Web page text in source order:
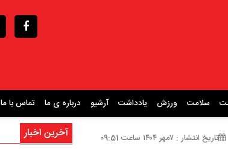
سلامت ورزش یادداشت آرشیو درباره ی ما تماس با ما
تاریخ انتشار : ۷مهر ۱۴۰۴ ساعت 09:51 آخرین اخبار